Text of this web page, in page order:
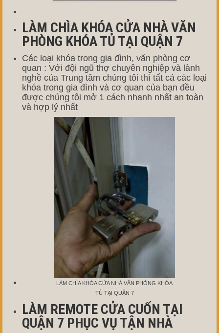
LÀM CHÌA KHÓA CỬA NHÀ VĂN
PHÒNG KHÓA TỦ TẠI QUẬN 7
Các loại khóa trong gia đình, văn phòng cơ
quan : Với đội ngũ thợ chuyên nghiệp và lành
nghề của Trung tâm chúng tôi thì tất cả các loại
khóa trong gia đình và cơ quan của bạn đều
được chúng tôi mở 1 cách nhanh nhất an toàn
và hợp lý nhất
LÀM CHÌA KHÓA CỬA NHÀ VĂN PHÒNG KHÓA
TỦ TẠI QUẬN 7
LÀM REMOTE CỬA CUỐN TẠI
QUẬN 7 PHỤC VỤ TẬN NHÀ